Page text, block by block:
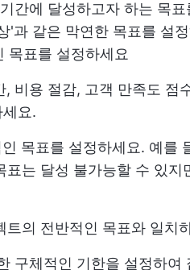
간에 달성하고자 하는 목
'과 같은 막연한 목표를 설
목표를 설정하세요
, 비용 절감, 고객 만족도 점
요.
목표를 설정하세요. 예를
는 달성 불가능할 수 있지
트의 전반적인 목표와 일치
구체적인 기한을 설정하여